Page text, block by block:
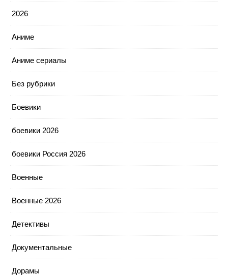
2026
Аниме
Аниме сериалы
Без рубрики
Боевики
боевики 2026
боевики Россия 2026
Военные
Военные 2026
Детективы
Документальные
Дорамы